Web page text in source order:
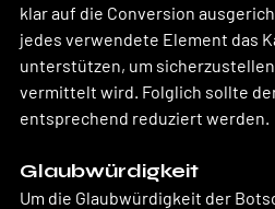
klar auf die Conversion
jedes verwendete Element das
unterstützen, um
vermittelt wird. Folglich sollte
entsprechend reduziert werden.
Glaubwürdigkeit
Um die Glaubwürdigkeit der